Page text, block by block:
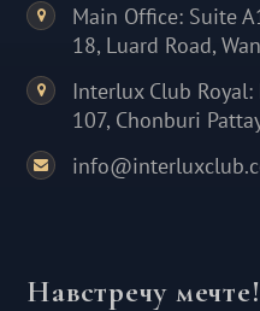
Main Office: Suite
18, Luard Road,
Interlux Club
107, Chonburi
Навстречу мечте!